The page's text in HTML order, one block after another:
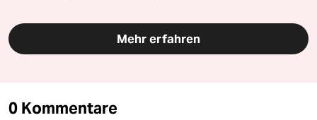
Mehr erfahren
0 Kommentare